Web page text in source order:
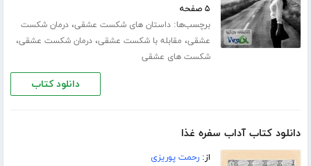
۵ صفحه
برچسب‌ها:داستان های شکست عشقی،درمان شکست
عشقی، مقابله با شکست عشقی،درمان شکست عشقی،
شکست های عشقی
دانلود کتاب
دانلود کتاب آداب سفره غذا
از:رحمت پوریزی